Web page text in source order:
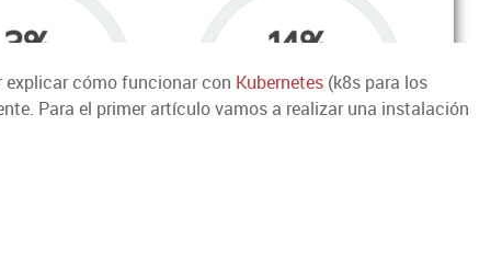
explicar cómo funcionar con Kubernetes (k8s para los
Para el primer artículo vamos a realizar una instalación